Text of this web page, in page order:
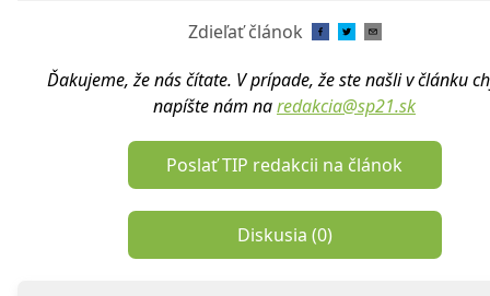
Zdieľať článok
Ďakujeme, že nás čítate. V prípade, že ste našli v článku
napíšte nám naredakcia@sp21.sk
Poslať TIP redakcii na článok
Diskusia (0)